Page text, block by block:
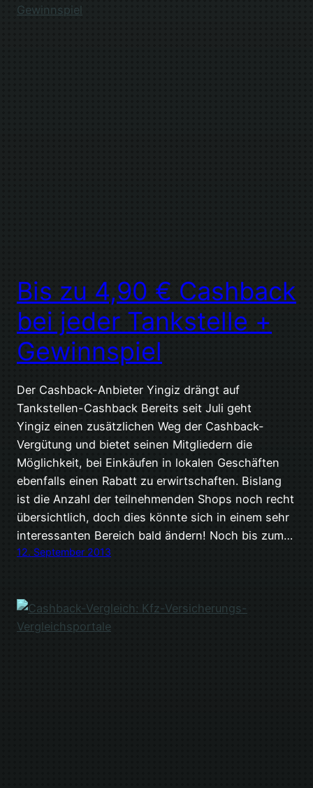
Bis zu 4,90 € Cashback
bei jeder Tankstelle +
Gewinnspiel
Der Cashback-Anbieter Yingiz drängt auf
Tankstellen-Cashback Bereits seit Juli geht
Yingiz einen zusätzlichen Weg der Cashback-
Vergütung und bietet seinen Mitgliedern die
Möglichkeit, bei Einkäufen in lokalen Geschäften
ebenfalls einen Rabatt zu erwirtschaften. Bislang
ist die Anzahl der teilnehmenden Shops noch recht
übersichtlich, doch dies könnte sich in einem sehr
interessanten Bereich bald ändern! Noch bis zum…
12. September 2013